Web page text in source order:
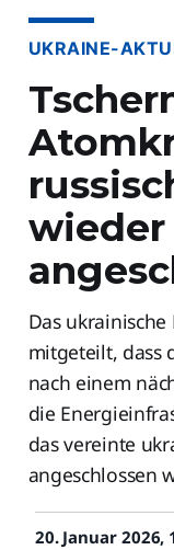
UKRAINE-
wieder
Das
mitgeteilt, dass
nach einem
die
das vereinte
angeschlossen
20. Januar 2026,